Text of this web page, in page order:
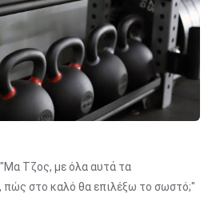
Τζος, με όλα αυτά τα
πώς στο καλό θα επιλέξω το σωστό;"